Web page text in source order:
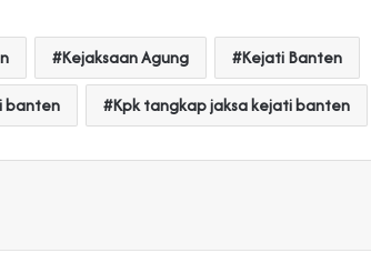
Kejaksaan Agung Kejati Banten
banten Kpk tangkap jaksa kejati banten